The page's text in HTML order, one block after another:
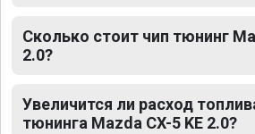
Сколько стоит чип тюнинг
2.0?
Увеличится ли расход
тюнинга Mazda CX-5 KE 2.0?